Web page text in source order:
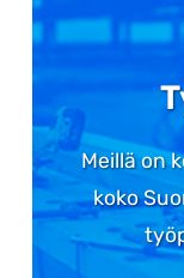
Meillä on
koko